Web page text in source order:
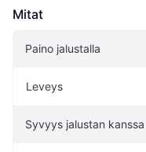
Mitat
Paino jalustalla
Leveys
Syvyys jalustan kanssa